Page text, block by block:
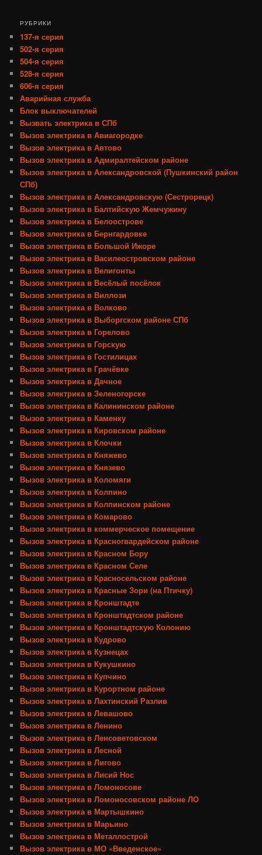
РУБРИКИ
137-я серия
502-я серия
504-я серия
528-я серия
606-я серия
Аварийная служба
Блок выключателей
Вызвать электрика в СПб
Вызов электрика в Авиагородке
Вызов электрика в Автово
Вызов электрика в Адмиралтейском районе
Вызов электрика в Александровской (Пушкинский район
СПб)
Вызов электрика в Александровскую (Сестрорецк)
Вызов электрика в Балтийскую Жемчужину
Вызов электрика в Белоострове
Вызов электрика в Бернгардовке
Вызов электрика в Большой Ижоре
Вызов электрика в Василеостровском районе
Вызов электрика в Велигонты
Вызов электрика в Весёлый посёлок
Вызов электрика в Виллози
Вызов электрика в Волково
Вызов электрика в Выборгском районе СПб
Вызов электрика в Горелово
Вызов электрика в Горскую
Вызов электрика в Гостилицах
Вызов электрика в Грачёвке
Вызов электрика в Дачное
Вызов электрика в Зеленогорске
Вызов электрика в Калининском районе
Вызов электрика в Каменку
Вызов электрика в Кировском районе
Вызов электрика в Клочки
Вызов электрика в Княжево
Вызов электрика в Князево
Вызов электрика в Коломяги
Вызов электрика в Колпино
Вызов электрика в Колпинском районе
Вызов электрика в Комарово
Вызов электрика в коммерческое помещение
Вызов электрика в Красногвардейском районе
Вызов электрика в Красном Бору
Вызов электрика в Красном Селе
Вызов электрика в Красносельском районе
Вызов электрика в Красные Зори (на Птичку)
Вызов электрика в Кронштадте
Вызов электрика в Кронштадтском районе
Вызов электрика в Кронштадтскую Колонию
Вызов электрика в Кудрово
Вызов электрика в Кузнецах
Вызов электрика в Кукушкино
Вызов электрика в Купчино
Вызов электрика в Курортном районе
Вызов электрика в Лахтинский Разлив
Вызов электрика в Левашово
Вызов электрика в Ленино
Вызов электрика в Ленсоветовском
Вызов электрика в Лесной
Вызов электрика в Лигово
Вызов электрика в Лисий Нос
Вызов электрика в Ломоносове
Вызов электрика в Ломоносовском районе ЛО
Вызов электрика в Мартышкино
Вызов электрика в Марьино
Вызов электрика в Металлострой
Вызов электрика в МО «Введенское»